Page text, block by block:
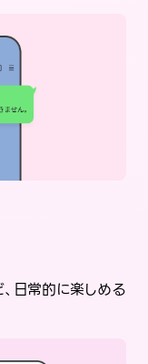
、日常的に楽しめる